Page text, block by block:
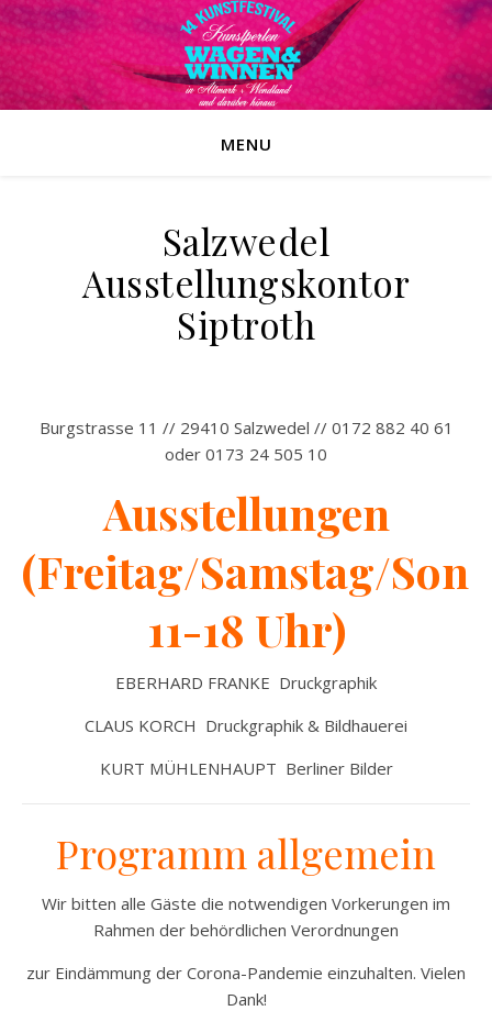
MENU
Salzwedel
Ausstellungskontor
Siptroth
Burgstrasse 11 // 29410 Salzwedel // 0172 882 40 61
oder 0173 24 505 10
Ausstellungen
(Freitag/Samstag/
11-18 Uhr)
EBERHARD FRANKE Druckgraphik
CLAUS KORCH Druckgraphik & Bildhauerei
KURT MÜHLENHAUPT Berliner Bilder
Programm allgemein
Wir bitten alle Gäste die notwendigen Vorkerungen im
Rahmen der behördlichen Verordnungen
zur Eindämmung der Corona-Pandemie einzuhalten. Vielen
Dank!